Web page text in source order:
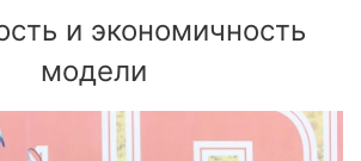
и экономичность
модели